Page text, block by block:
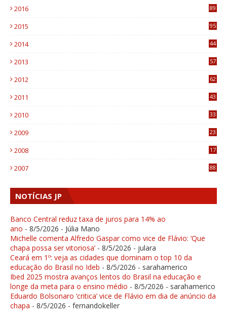
2016
89
2015
95
2014
44
2013
57
2012
62
2011
43
2010
33
2009
23
2008
17
2007 88
NOTÍCIAS JP
Banco Central reduz taxa de juros para 14% ao
ano - 8/5/2026 - Júlia Mano
Michelle comenta Alfredo Gaspar como vice de Flávio: ‘Que
chapa possa ser vitoriosa’ - 8/5/2026 - julara
Ceará em 1º: veja as cidades que dominam o top 10 da
educação do Brasil no Ideb - 8/5/2026 - sarahamerico
Ibed 2025 mostra avanços lentos do Brasil na educação e
longe da meta para o ensino médio - 8/5/2026 - sarahamerico
Eduardo Bolsonaro ‘critica’ vice de Flávio em dia de anúncio da
chapa - 8/5/2026 - fernandokeller